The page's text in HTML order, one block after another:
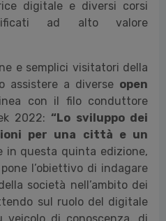
che utilizza gli open data
pubbliche.
manifestazione sarà
telematica italiana
School, con cui è stato
percorso di laurea in
digitale e diversi corsi
ad alto valore
e semplici visitatori della
assistere a diverse
open
con il filo conduttore